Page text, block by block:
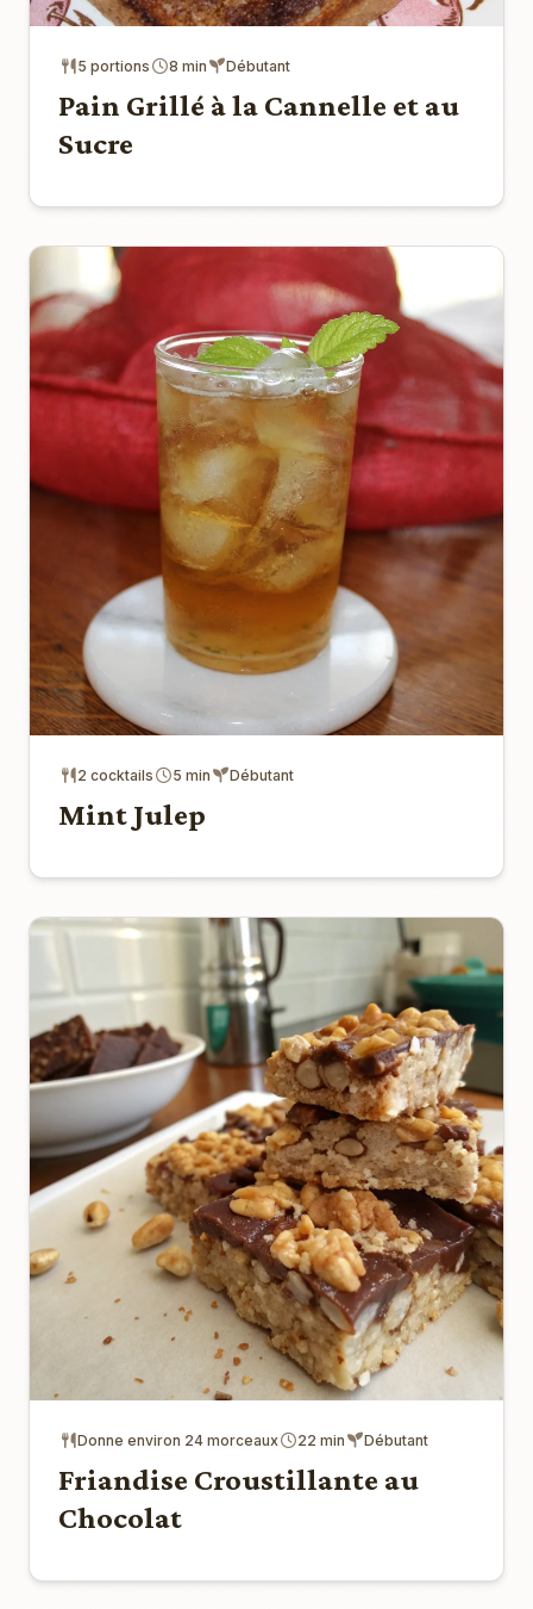
5 portions 8 min Débutant
Pain Grillé à la Cannelle et au
Sucre
2 cocktails 5 min Débutant
Mint Julep
Donne environ 24 morceaux 22 min Débutant
Friandise Croustillante au
Chocolat